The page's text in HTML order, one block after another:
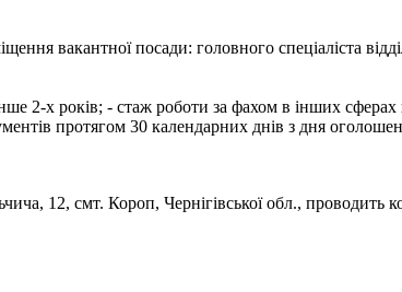
вакантної посади: головного спеціаліста
2-х років; - стаж роботи за фахом в інших
протягом 30 календарних днів з дня
12, смт. Короп, Чернігівської обл., проводить